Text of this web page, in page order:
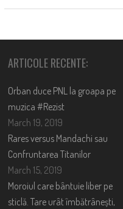
ARTICOLE RECENTE:
Orban duce PNL la groapa pe
muzica #Rezist
March 19, 2019
Rares versus Mandachi sau
Confruntarea Titanilor
March 15, 2019
Moroiul care bântuie liber pe
sticlă. Tare urât îmbătrânești,